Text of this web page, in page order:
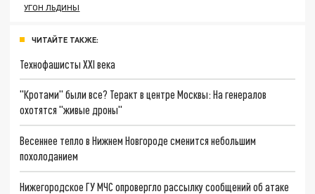
УГОН ЛЬДИНЫ
ЧИТАЙТЕ ТАКЖЕ:
Технофашисты XXI века
"Кротами" были все? Теракт в центре Москвы: На генералов
охотятся "живые дроны"
Весеннее тепло в Нижнем Новгороде сменится небольшим
похолоданием
Нижегородское ГУ МЧС опровергло рассылку сообщений об атаке